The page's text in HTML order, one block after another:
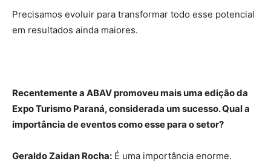
Precisamos evoluir para transformar todo esse potencial
em resultados ainda maiores.
Recentemente a ABAV promoveu mais uma edição da
Expo Turismo Paraná, considerada um sucesso. Qual a
importância de eventos como esse para o setor?
Geraldo Zaidan Rocha: É uma importância enorme.